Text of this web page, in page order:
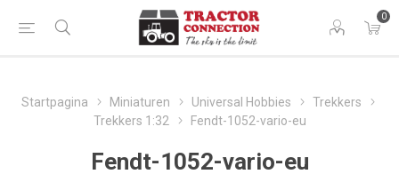
0
Startpagina Miniaturen Universal Hobbies
Trekkers
Trekkers 1:32
Fendt-1052-vario-eu
Fendt-1052-vario-eu